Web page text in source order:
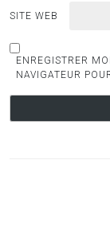
SITE WEB
ENREGISTRER
NAVIGATEUR